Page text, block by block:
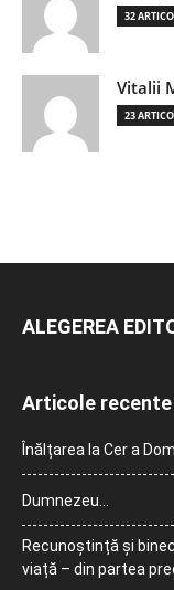
32
Vitalii
23
ALEGEREA
Articole recente
Înălțarea la Cer a
Dumnezeu…
Recunoștință și
viață – din partea